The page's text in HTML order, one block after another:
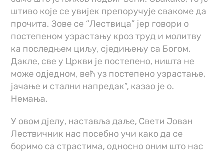
штиво које се увијек препоручује свакоме да
прочита. Зове се “Лествица” јер говори о
постепеном узрастању кроз труд и молитву
ка последњем циљу, сједињењу са Богом.
Дакле, све у Цркви је постепено, ништа не
може од‌једном, већ уз постепено узрастање,
јачање и стални напредак”, казао је о.
Немања.
У овом д‌јелу, наставља даље, Свети Јован
Лествичник нас посебно учи како да се
боримо са страстима, односно оним што нас